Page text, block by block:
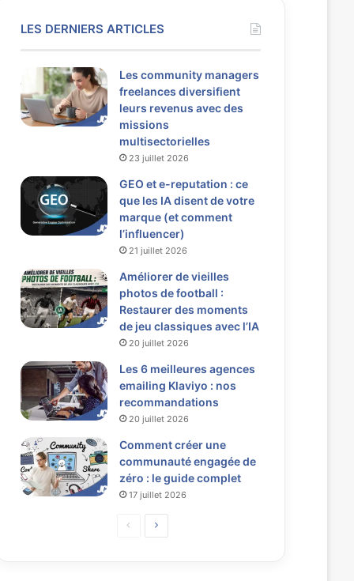
LES DERNIERS ARTICLES
Les community managers
freelances diversifient
leurs revenus avec des
missions
multisectorielles
23 juillet 2026
GEO et e-reputation : ce
que les IA disent de votre
marque (et comment
l’influencer)
21 juillet 2026
Améliorer de vieilles
photos de football :
Restaurer des moments
de jeu classiques avec l’IA
20 juillet 2026
Les 6 meilleures agences
emailing Klaviyo : nos
recommandations
20 juillet 2026
Comment créer une
communauté engagée de
zéro : le guide complet
17 juillet 2026
P